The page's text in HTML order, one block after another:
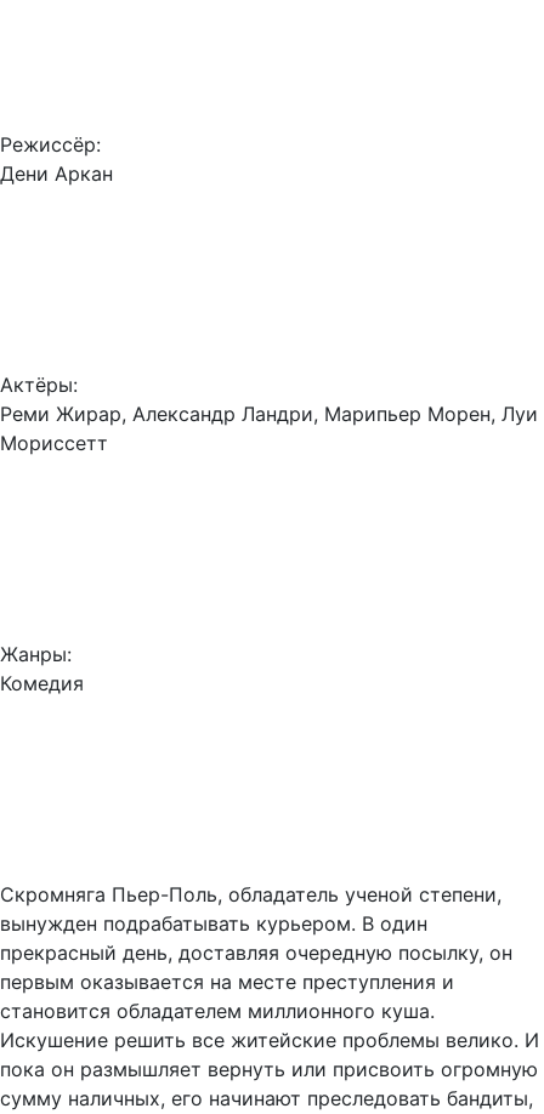
Режиссёр:
Дени Аркан
Актёры:
Реми Жирар, Александр Ландри, Марипьер Морен, Луи
Мориссетт
Жанры:
Комедия
Скромняга Пьер-Поль, обладатель ученой степени,
вынужден подрабатывать курьером. В один
прекрасный день, доставляя очередную посылку, он
первым оказывается на месте преступления и
становится обладателем миллионного куша.
Искушение решить все житейские проблемы велико. И
пока он размышляет вернуть или присвоить огромную
сумму наличных, его начинают преследовать бандиты,